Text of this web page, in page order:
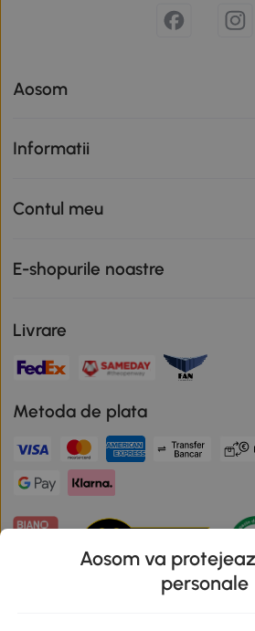
Aosom
Informatii
Contul meu
E-shopurile noastre
Livrare
Metoda de plata
Aosom va
personale